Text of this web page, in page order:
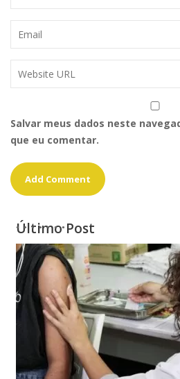
Salvar meus dados neste
que eu comentar.
Último Post